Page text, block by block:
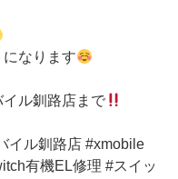
なります
ル釧路店まで
イル釧路店 #xmobile
有機EL修理 #スイッ